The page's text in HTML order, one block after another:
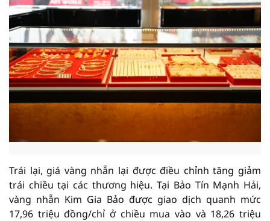
Trái lại, giá vàng nhẫn lại được điều chỉnh tăng giảm
trái chiều tại các thương hiệu. Tại Bảo Tín Mạnh Hải,
vàng nhẫn Kim Gia Bảo được giao dịch quanh mức
17,96 triệu đồng/chỉ ở chiều mua vào và 18,26 triệu